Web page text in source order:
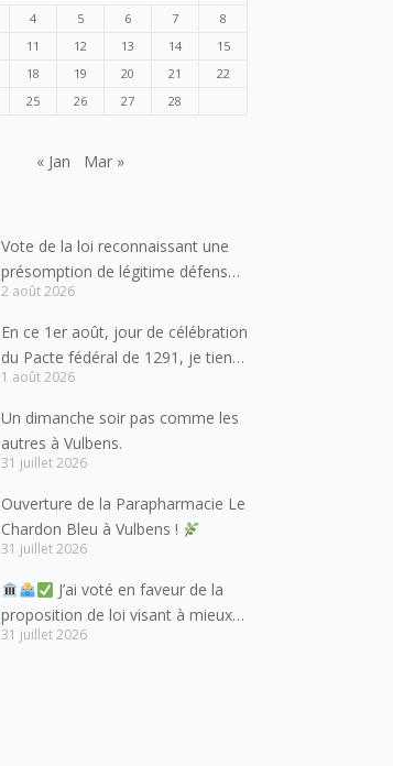
4 5 6 7
8
11 12 13 14
15
18 19 20 21
22
25 26 27 28
« Jan Mar »
Vote de la loi reconnaissant une
présomption de légitime défense
pour les forces de l’ordre
2 août 2026
En ce 1er août, jour de célébration
du Pacte fédéral de 1291, je tiens
à adresser mes meilleures
salutations à nos voisins et amis
suisses, et plus particulièrement
aux habitants du bassin genevois
lesquels la Haute-Savoie
entretient des liens étroits et
quotidiens.
1 août 2026
Un dimanche soir pas comme les
autres à Vulbens.
31 juillet 2026
Ouverture de la Parapharmacie Le
Chardon Bleu à Vulbens !
31 juillet 2026
J’ai voté en faveur de la
proposition de loi visant à mieux
protéger les mineurs des risques
31 juillet 2026